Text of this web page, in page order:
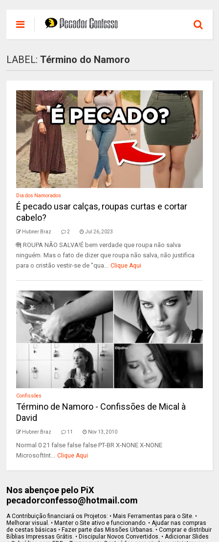
LABEL:Término do Namoro
Dia dos Namorados
É pecado usar calças, roupas curtas e cortar
cabelo?
Hubner Braz 2 Jul 26, 2023
🌐| ROUPA NÃO SALVA!É bem verdade que roupa não salva
ninguém. Mas o fato de dizer que roupa não salva, não justifica
para o cristão vestir-se de "qua... Clique Aqui
Confissões
Término de Namoro - Confissões de Mical à
David
Hubner Braz 11 Nov 13, 2010
Normal 0 21 false false false PT-BR X-NONE X-NONE
MicrosoftInt... Clique Aqui
Nos abençoe pelo PiX
pecadorconfesso@hotmail.com
A Contribuição financiará os Projetos: • Mais Ferramentas para o Site. •
Melhorar visual. • Manter o Site ativo e funcionando. • Ajudar nas compras
de cestas básicas • Fazer parte das Missões Urbanas. • Comprar e distribuir
Bíblias Impressas Grátis. • Discipular Novos Convertidos. • Adicionar Slides